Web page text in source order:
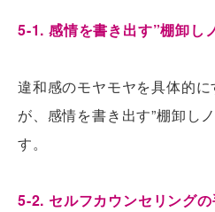
5-1. 感情を書き出す”棚卸し
違和感のモヤモヤを具体的
が、感情を書き出す”棚卸し
す。
5-2. セルフカウンセリング